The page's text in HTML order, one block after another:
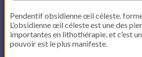
Pendentif obsidienne œil céleste.
L’obsidienne œil céleste est une des
importantes en lithothérapie, et c’est
pouvoir est le plus manifeste.